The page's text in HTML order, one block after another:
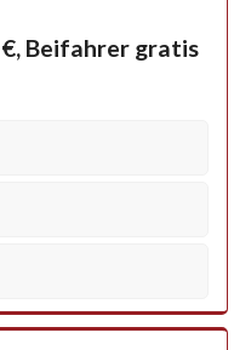
Beifahrer gratis